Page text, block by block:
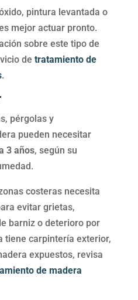
pintura levantada o
mejor actuar pronto.
sobre este tipo de
de tratamiento de
.
pérgolas y
pueden necesitar
3 años, según su
costeras necesita
evitar grietas,
barniz o deterioro por
tiene carpintería exterior,
expuestos, revisa
de madera